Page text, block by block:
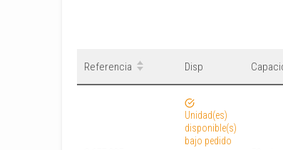
Referencia Disp
Unidad(es)
disponible(s)
bajo pedido